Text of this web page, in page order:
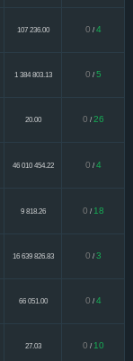
107 236.00 0 / 4
1 384 803.13 0 / 5
20.00 0 / 26
46 010 454.22 0 / 4
9 818.26 0 / 18
16 639 826.83 0 / 3
66 051.00 0 / 4
27.03 0 / 10